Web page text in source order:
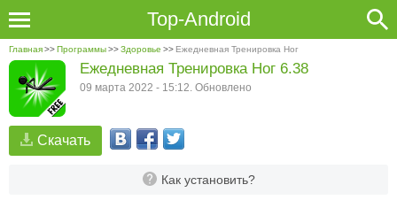
Top-Android
Главная>>Программы>>Здоровье >> Ежедневная Тренировка Ног
Скачать
Как установить?
Ежедневная Тренировка Ног 6.38
09 марта 2022 - 15:12. Обновлено